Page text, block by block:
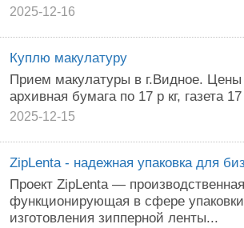
2025-12-16
Куплю макулатуру
Прием макулатуры в г.Видное. Цены
архивная бумага по 17 р кг, газета 17
2025-12-15
ZipLenta - надежная упаковка для
Проект ZipLenta —
функционирующая в сфере
изготовления зипперной ленты...